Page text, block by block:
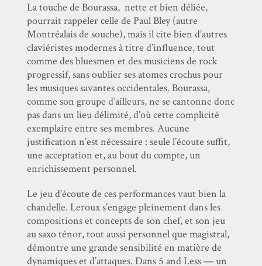
La touche de Bourassa, nette et bien déliée,
pourrait rappeler celle de Paul Bley (autre
Montréalais de souche), mais il cite bien d’autres
claviéristes modernes à titre d’influence, tout
comme des bluesmen et des musiciens de rock
progressif, sans oublier ses atomes crochus pour
les musiques savantes occidentales. Bourassa,
comme son groupe d’ailleurs, ne se cantonne donc
pas dans un lieu délimité, d’où cette complicité
exemplaire entre ses membres. Aucune
justification n’est nécessaire : seule l’écoute suffit,
une acceptation et, au bout du compte, un
enrichissement personnel.
Le jeu d’écoute de ces performances vaut bien la
chandelle. Leroux s’engage pleinement dans les
compositions et concepts de son chef, et son jeu
au saxo ténor, tout aussi personnel que magistral,
démontre une grande sensibilité en matière de
dynamiques et d’attaques. Dans 5 and Less — un